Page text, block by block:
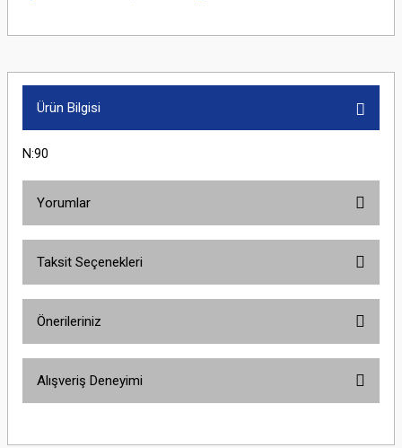
Ürün Bilgisi
N:90
Yorumlar
Taksit Seçenekleri
Önerileriniz
yetersiz gördüğünüz noktaları öneri formunu kullanarak tarafımıza
Alışveriş Deneyimi